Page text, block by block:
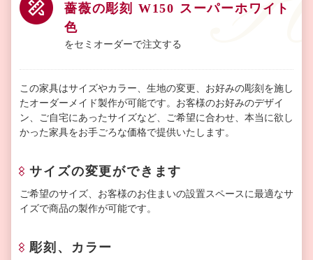
薔薇の彫刻 W150 スーパーホワイト
色
をセミオーダーで注文する
この家具はサイズやカラー、生地の変更、お好みの彫刻を施し
たオーダーメイド製作が可能です。お客様のお好みのデザイ
ン、ご自宅にあったサイズなど、ご希望に合わせ、本当に欲し
かった家具をお手ごろな価格で提供いたします。
サイズの変更ができます
ご希望のサイズ、お客様のお住まいの設置スペースに最適なサ
イズで商品の製作が可能です。
彫刻、カラー